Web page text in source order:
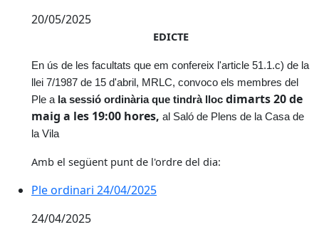
20/05/2025
EDICTE
En ús de les facultats que em confereix l'article 51.1.c) de la
llei 7/1987 de 15 d'abril, MRLC, convoco els membres del
Ple a la sessió ordinària que tindrà lloc dimarts 20 de
maig a les 19:00 hores, al Saló de Plens de la Casa de
la Vila
Amb el següent punt de l'ordre del dia:
Ple ordinari 24/04/2025
Ple ordinari 24/04/2025
24/04/2025